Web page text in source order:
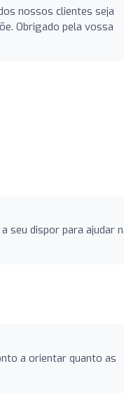
nossos clientes seja
Obrigado pela vossa
seu dispor para ajudar
a orientar quanto as